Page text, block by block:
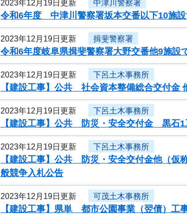
2023年12月19日更新 中津川警察署
令和6年度 中津川警察署坂本交番以下10施
2023年12月19日更新 揖斐警察署
令和6年度岐阜県揖斐警察署大野交番他9施
2023年12月19日更新 下呂土木事務所
【建設工事】公共 社会資本整備総合交付金
2023年12月19日更新 下呂土木事務所
【建設工事】公共 防災・安全交付金 黒石
2023年12月19日更新 下呂土木事務所
【建設工事】公共 防災・安全交付金他（仮
般競争入札公告
2023年12月19日更新 可茂土木事務所
【建設工事】県単 都市公園事業（翌債）工